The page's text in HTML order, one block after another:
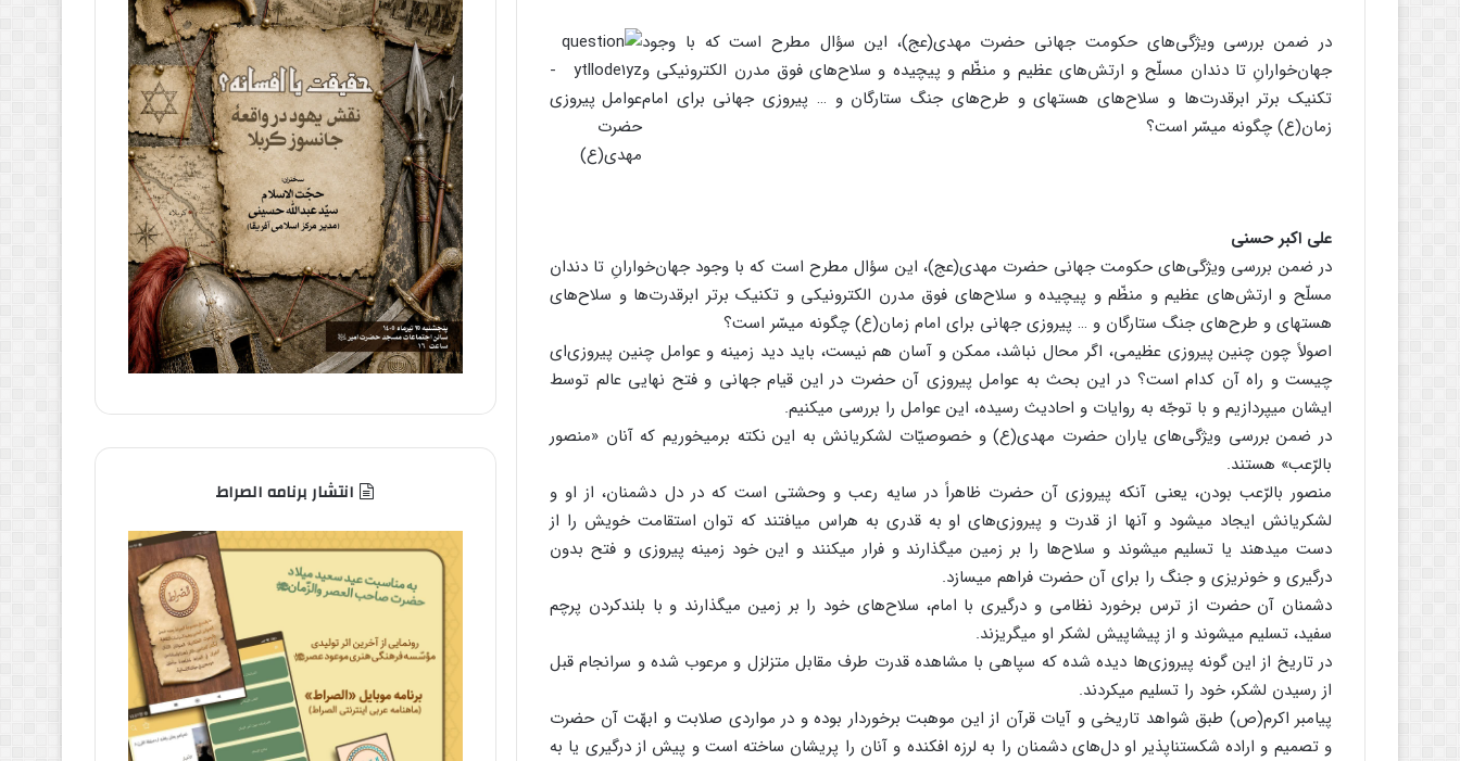
در ضمن بررسی ویژگی‌های حکومت جهانی حضرت مهدی(عج)، این سؤال مطرح است که با وجود
جهان‌خوارانِ تا دندان مسلّح و ارتش‌های عظیم و منظّم و پیچیده و سلاح‌های فوق مدرن الکترونیکی و
تکنیک برتر ابرقدرت‌ها و سلاح‌های هسته‏ای و طرح‌های جنگ ستارگان و … پیروزی جهانی ‏برای امام
زمان(ع) چگونه میسّر است؟
علی اکبر حسنی
در ضمن بررسی ویژگی‌های حکومت جهانی حضرت مهدی(عج)، این سؤال مطرح است که با وجود جهان‌خوارانِ تا دندان
مسلّح و ارتش‌های عظیم و منظّم و پیچیده و سلاح‌های فوق مدرن الکترونیکی و تکنیک برتر ابرقدرت‌ها و سلاح‌های
هسته‏ای و طرح‌های جنگ ستارگان و … پیروزی جهانی ‏برای امام زمان(ع) چگونه میسّر است؟
اصولاً چون چنین پیروزی عظیمی، اگر محال نباشد، ممکن و آسان هم نیست، ‏باید دید زمینه و عوامل چنین پیروزی‌ای
چیست و راه آن کدام است؟ در این بحث ‏به عوامل پیروزی آن حضرت در این قیام جهانی و فتح نهایی عالم توسط
ایشان می‏پردازیم و با توجّه به روایات و احادیث رسیده، این عوامل را بررسی می‏کنیم.
در ضمن ‏بررسی ‏ویژگی‌های ‏یاران حضرت مهدی(ع) و خصوصیّات لشکریانش به این نکته برمی‏خوریم که آنان «منصور
بالرّعب‏» هستند.
منصور بالرّعب بودن، یعنی آنکه پیروزی آن حضرت ظاهراً در سایه رعب و وحشتی است که در دل دشمنان، از او و
لشکریانش ایجاد می‏شود و آنها از قدرت و پیروزی‌های او به قدری به هراس می‏افتند که توان استقامت ‏خویش را از
دست می‏دهند یا تسلیم می‏شوند و سلاح‌ها را بر زمین می‏گذارند و فرار می‏کنند و این خود زمینه پیروزی و فتح بدون
درگیری و خونریزی و جنگ را برای آن حضرت فراهم می‏سازد.
دشمنان آن حضرت از ترس برخورد نظامی و درگیری با امام، سلاح‌های خود را بر زمین می‏گذارند و با بلندکردن پرچم
سفید، تسلیم می‏شوند و از پیشاپیش لشکر او می‏گریزند.
در تاریخ از این گونه پیروزی‌ها دیده شده که سپاهی با مشاهده قدرت طرف مقابل متزلزل و مرعوب شده و سرانجام قبل
از رسیدن لشکر، خود را تسلیم می‏کردند.
پیامبر اکرم(ص) طبق شواهد تاریخی و آیات قرآن از این موهبت ‏برخوردار بوده و در مواردی ‏صلابت و ابهّت آن حضرت
و تصمیم و اراده شکست‏ناپذیر او دل‌های دشمنان را به لرزه افکنده و آنان را پریشان ساخته است و پیش از درگیری یا به
انتشار برنامه الصراط